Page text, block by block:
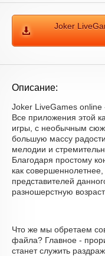
Joker
Описание:
Joker LiveGames online
Все приложения этой
игры, с необычным
большую массу
мелодии и
Благодаря простому
как
представителей
разношерстную
Что же мы обретаем
файла? Главное -
станет служить